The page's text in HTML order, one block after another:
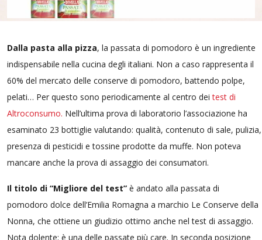
Dalla pasta alla pizza, la passata di pomodoro è un ingrediente
indispensabile nella cucina degli italiani. Non a caso rappresenta il
60% del mercato delle conserve di pomodoro, battendo polpe,
pelati… Per questo sono periodicamente al centro deitest di
Altroconsumo. Nell’ultima prova di laboratorio l’associazione ha
esaminato 23 bottiglie valutando: qualità, contenuto di sale, pulizia,
presenza di pesticidi e tossine prodotte da muffe. Non poteva
mancare anche la prova di assaggio dei consumatori.
Il titolo di “Migliore del test” è andato alla passata di
pomodoro dolce dell’Emilia Romagna a marchio Le Conserve della
Nonna, che ottiene un giudizio ottimo anche nel test di assaggio.
Nota dolente: è una delle passate più care. In seconda posizione